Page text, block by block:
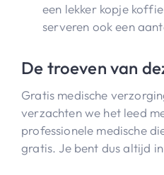
een lekker kopje
serveren ook een
De troeven van
Gratis medische
verzachten we het leed
professionele medische
gratis. Je bent dus altijd